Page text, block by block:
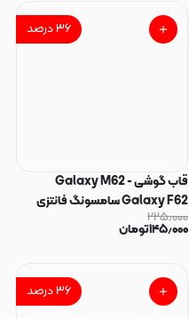
۳۶درصد
قاب گوشی Galaxy M62 -
Galaxy F62 سامسونگ فانتزی
سوزنی برجسته طرح جوکر پاپ
سوکت دار کد 128868
۲۲۵٫۰۰۰
۱۴۵٫۰۰۰تومان
۳۶درصد